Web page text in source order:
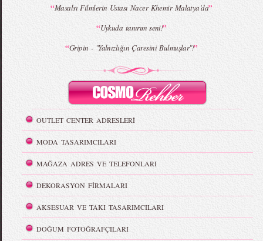
“Masalsı Filmlerin Ustası Nacer Khemir Malatya’da”
“Uykuda tanırım seni!”
“Gripin - "Yalnızlığın Çaresini Bulmuşlar"!”
OUTLET CENTER ADRESLERİ
MODA TASARIMCILARI
MAĞAZA ADRES VE TELEFONLARI
DEKORASYON FİRMALARI
AKSESUAR VE TAKI TASARIMCILARI
DOĞUM FOTOĞRAFÇILARI